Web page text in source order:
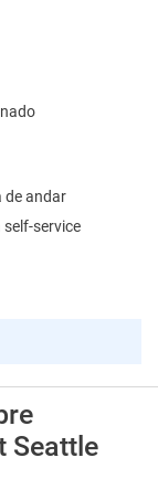
de andar
service
Seattle